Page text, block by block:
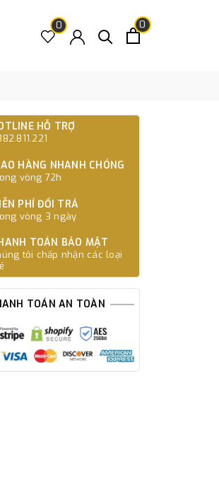
0 0
HỖ TRỢ
HÀNG NHANH CHÓNG
vòng 72h
PHÍ ĐỔI TRẢ
vòng 3 ngày
TOÁN BẢO MẬT
tôi chấp nhận các loại
TOÁN AN TOÀN